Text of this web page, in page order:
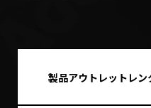
製品アウトレットレン